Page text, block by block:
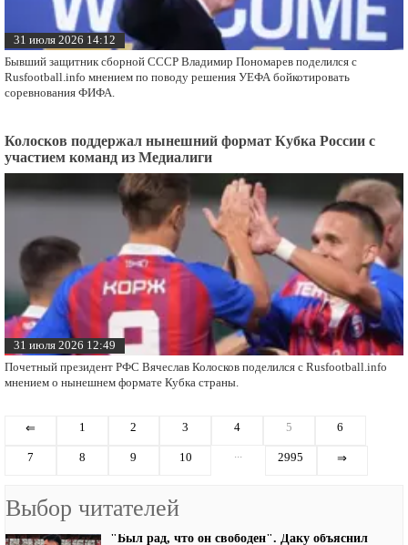
31 июля 2026 14:12
Бывший защитник сборной СССР Владимир Пономарев поделился с
Rusfootball.info мнением по поводу решения УЕФА бойкотировать
соревнования ФИФА.
Колосков поддержал нынешний формат Кубка России с
участием команд из Медиалиги
31 июля 2026 12:49
Почетный президент РФС Вячеслав Колосков поделился с Rusfootball.info
мнением о нынешнем формате Кубка страны.
⇐ 1 2 3 4 5 6
7 8 9 10 ... 2995 ⇒
Выбор читателей
"Был рад, что он свободен". Даку объяснил